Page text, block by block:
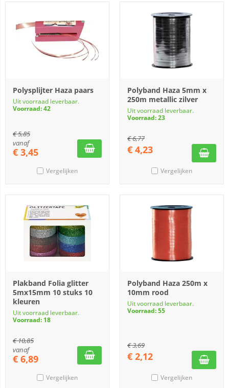
Polysplijter Haza paars
Uit voorraad leverbaar.
Voorraad: 42
€5,85
vanaf
€ 3,45
Vergelijken
Polyband Haza 5mm x
250m metallic zilver
Uit voorraad leverbaar.
Voorraad: 23
€6,77
€ 4,23
Vergelijken
Plakband Folia glitter
5mx15mm 10 stuks 10
kleuren
Uit voorraad leverbaar.
Voorraad: 18
€10,85
vanaf
€ 6,89
Vergelijken
Polyband Haza 250m x
10mm rood
Uit voorraad leverbaar.
Voorraad: 55
€3,69
€ 2,12
Vergelijken